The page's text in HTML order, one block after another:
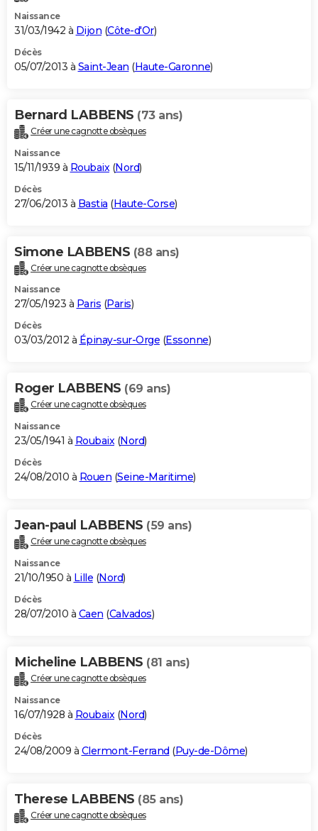
Naissance
31/03/1942 à Dijon (Côte-d'Or)
Décès
05/07/2013 à Saint-Jean (Haute-Garonne)
Bernard LABBENS (73 ans)
Créer une cagnotte obsèques
Naissance
15/11/1939 à Roubaix (Nord)
Décès
27/06/2013 à Bastia (Haute-Corse)
Simone LABBENS (88 ans)
Créer une cagnotte obsèques
Naissance
27/05/1923 à Paris (Paris)
Décès
03/03/2012 à Épinay-sur-Orge (Essonne)
Roger LABBENS (69 ans)
Créer une cagnotte obsèques
Naissance
23/05/1941 à Roubaix(Nord)
Décès
24/08/2010 à Rouen (Seine-Maritime)
Jean-paul LABBENS (59 ans)
Créer une cagnotte obsèques
Naissance
21/10/1950 à Lille (Nord)
Décès
28/07/2010 à Caen (Calvados)
Micheline LABBENS (81 ans)
Créer une cagnotte obsèques
Naissance
16/07/1928 à Roubaix(Nord)
Décès
24/08/2009 à Clermont-Ferrand (Puy-de-Dôme)
Therese LABBENS (85 ans)
Créer une cagnotte obsèques